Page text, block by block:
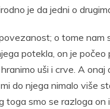
je da jedni o
o tome nam
potekla, on je
uši i crve. A
do njega nimalo više
toga smo se razloga